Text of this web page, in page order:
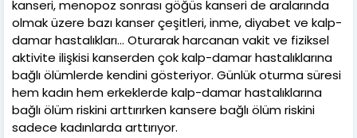
kanseri, menopoz sonrası göğüs kanseri de aralarında
olmak üzere bazı kanser çeşitleri, inme, diyabet ve kalp-
damar hastalıkları... Oturarak harcanan vakit ve fiziksel
aktivite ilişkisi kanserden çok kalp-damar hastalıklarına
bağlı ölümlerde kendini gösteriyor. Günlük oturma süresi
hem kadın hem erkeklerde kalp-damar hastalıklarına
bağlı ölüm riskini arttırırken kansere bağlı ölüm riskini
sadece kadınlarda arttırıyor.